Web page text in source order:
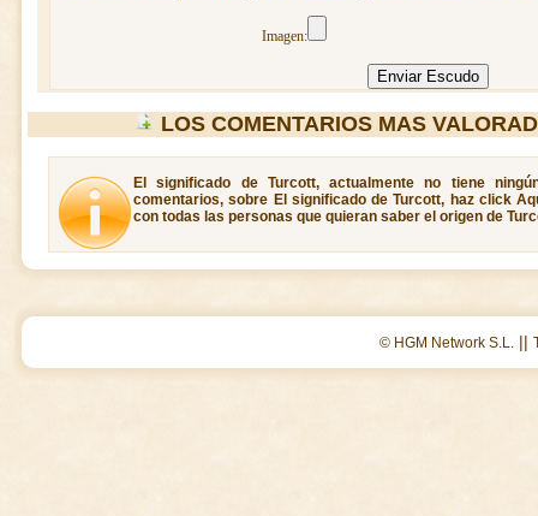
Imagen:
LOS COMENTARIOS MAS
El significado de Turcott, actualmente no tiene
comentarios, sobre El significado de Turcott, haz click
con todas las personas que quieran saber el origen de
© HGM Network S.L. ||